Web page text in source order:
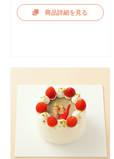
商品詳細を見る